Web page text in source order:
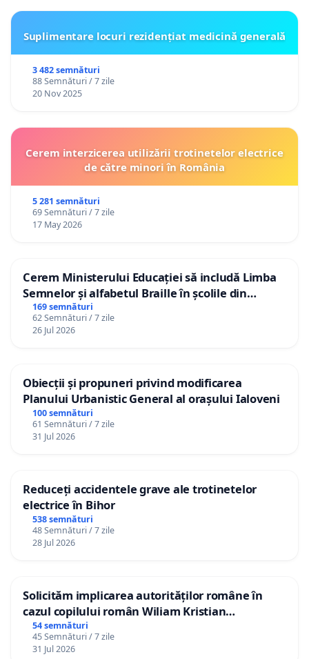
Suplimentare locuri rezidențiat medicină generală
3 482 semnături
88 Semnături / 7 zile
20 Nov 2025
Cerem interzicerea utilizării trotinetelor electrice
de către minori în România
5 281 semnături
69 Semnături / 7 zile
17 May 2026
Cerem Ministerului Educației să includă Limba
Semnelor și alfabetul Braille în școlile din
Republica Moldova!
169 semnături
62 Semnături / 7 zile
26 Jul 2026
Obiecții și propuneri privind modificarea
Planului Urbanistic General al orașului Ialoveni
100 semnături
61 Semnături / 7 zile
31 Jul 2026
Reduceți accidentele grave ale trotinetelor
electrice în Bihor
538 semnături
48 Semnături / 7 zile
28 Jul 2026
Solicităm implicarea autorităților române în
cazul copilului român Wiliam Kristian
Gheorghe, aflat în plasament în Danemarca de
12 ani
54 semnături
45 Semnături / 7 zile
31 Jul 2026